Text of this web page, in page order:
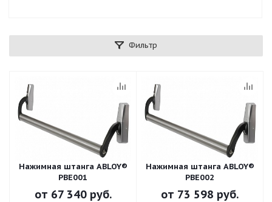
Фильтр
Нажимная штанга ABLOY®
PBE001
от 67 340 руб.
Нажимная штанга ABLOY®
PBE002
от 73 598 руб.